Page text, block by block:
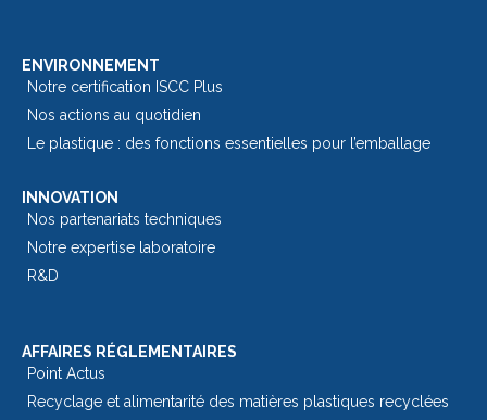
ENVIRONNEMENT
Notre certification ISCC Plus
Nos actions au quotidien
Le plastique : des fonctions essentielles pour l’emballage​
INNOVATION
Nos partenariats techniques
Notre expertise laboratoire
R&D
AFFAIRES RÉGLEMENTAIRES
Point Actus
Recyclage et alimentarité des matières plastiques recyclées